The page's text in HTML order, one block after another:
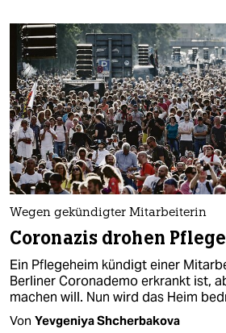
Wegen gekündigter Mitarbeiterin
Coronazis drohen
Ein Pflegeheim kündigt einer
Berliner Coronademo erkrankt ist,
machen will. Nun wird das Heim
Von Yevgeniya Shcherbakova